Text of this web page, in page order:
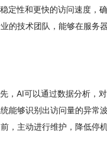
定性和更快的访问速度，
的技术团队，能够在服务
，AI可以通过数据分析，
能够识别出访问量的异常
，主动进行维护，降低停机